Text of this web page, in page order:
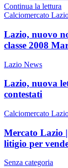
Continua la lettura
Calciomercato
Lazio, nuovo
classe 2008
Lazio News
Lazio, nuova
contestati
Calciomercato
Mercato Lazio
litigio per
Senza categoria